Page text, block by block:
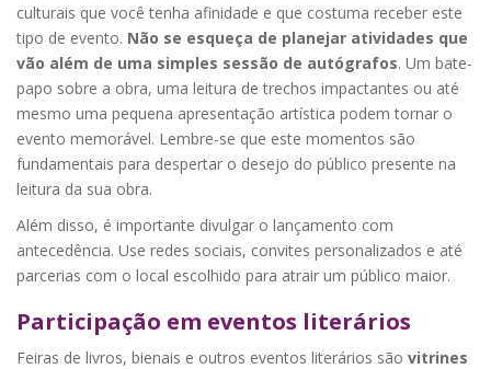
culturais que você tenha afinidade e que costuma receber este
tipo de evento. Não se esqueça de planejar atividades que
vão além de uma simples sessão de autógrafos. Um bate-
papo sobre a obra, uma leitura de trechos impactantes ou até
mesmo uma pequena apresentação artística podem tornar o
evento memorável. Lembre-se que este momentos são
fundamentais para despertar o desejo do público presente na
leitura da sua obra.
Além disso, é importante divulgar o lançamento com
antecedência. Use redes sociais, convites personalizados e até
parcerias com o local escolhido para atrair um público maior.
Participação em eventos literários
Feiras de livros, bienais e outros eventos literários são vitrines